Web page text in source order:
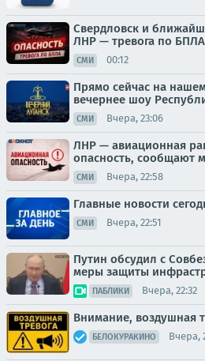
Свердловск и
ЛНР — тревога по БПЛА
СМИ 00:12
Прямо сейчас на
вечернее шоу
СМИ Вчера, 23:06
ЛНР — авиационная
опасность, сообщают
СМИ Вчера, 22:58
Главные новости
СМИ Вчера, 22:51
Путин обсудил с
меры защиты
ПАБЛИКИ Вчера, 22:32
Внимание, воздушная
БЕЛОКУРАКИНО Вчера,